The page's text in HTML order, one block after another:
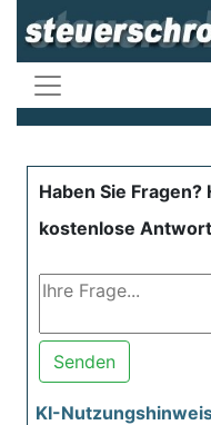
Haben Sie
kostenlose
Senden
KI-